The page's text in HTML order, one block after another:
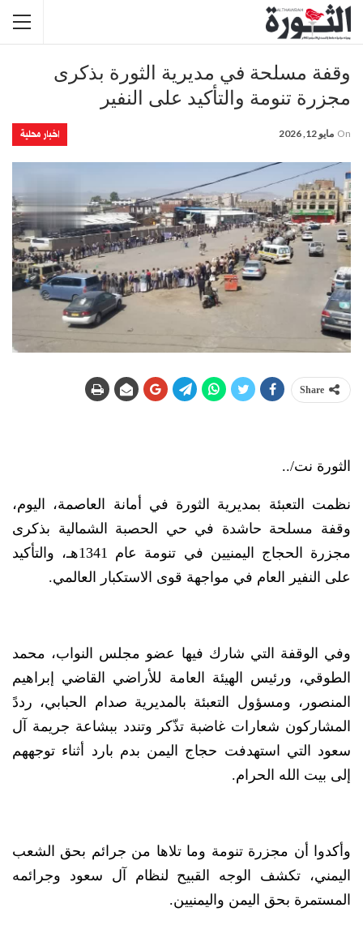
وقفة مسلحة في مديرية الثورة بذكرى
مجزرة تنومة والتأكيد على النفير
اخبار محلية On مايو 12, 2026
Share
الثورة نت/..
نظمت التعبئة بمديرية الثورة في أمانة العاصمة، اليوم،
وقفة مسلحة حاشدة في حي الحصبة الشمالية بذكرى
مجزرة الحجاج اليمنيين في تنومة عام 1341هـ، والتأكيد
على النفير العام في مواجهة قوى الاستكبار العالمي.
وفي الوقفة التي شارك فيها عضو مجلس النواب، محمد
الطوقي، ورئيس الهيئة العامة للأراضي القاضي إبراهيم
المنصور، ومسؤول التعبئة بالمديرية صدام الحبابي، رددً
المشاركون شعارات غاضبة تذّكر وتندد ببشاعة جريمة آل
سعود التي استهدفت حجاج اليمن بدم بارد أثناء توجههم
إلى بيت الله الحرام.
وأكدوا أن مجزرة تنومة وما تلاها من جرائم بحق الشعب
اليمني، تكشف الوجه القبيح لنظام آل سعود وجرائمه
المستمرة بحق اليمن واليمنيين.